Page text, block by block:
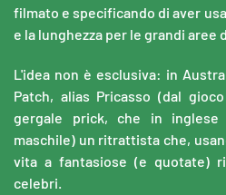
filmato e specificando di aver
e la lunghezza per le grandi aree
L'idea non è esclusiva: in
Patch, alias Pricasso (dal
gergale prick, che in inglese
maschile) un ritrattista che,
vita a fantasiose (e quotate)
celebri.